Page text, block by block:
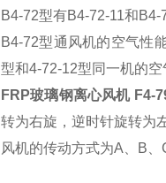
B4-72型有B4-72-11和B4-
B4-72型通风机的空气性
型和4-72-12型同一机的
FRP玻璃钢离心风机 F4-
转为右旋，逆时针旋转为
风机的传动方式为A、B、